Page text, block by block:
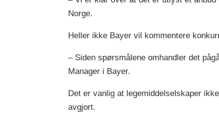
Norge.
Heller ikke Bayer vil kommentere
– Siden spørsmålene omhandler det
Manager i Bayer.
Det er vanlig at legemiddelselskaper
avgjort.